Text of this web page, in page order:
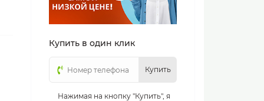
Купить в один клик
Купить
Нажимая на кнопку "Купить", я